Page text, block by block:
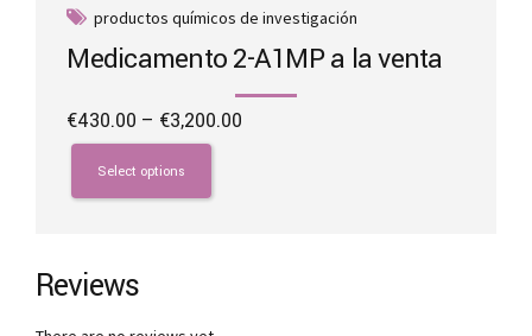
productos químicos de investigación
Medicamento 2-A1MP a la venta
€430.00 – €3,200.00
Select options
This
product
has
The
options
Reviews